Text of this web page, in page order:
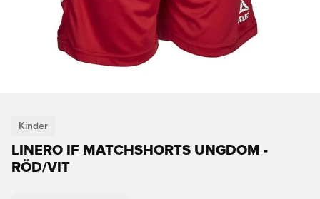
Kinder
LINERO IF MATCHSHORTS UNGDOM -
RÖD/VIT